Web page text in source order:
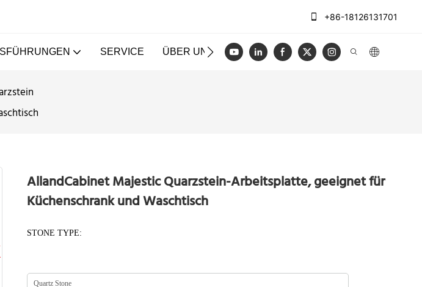
+86-18126131701
SERVICE ÜBER UNS FÄLLE BLOGGEN VIDEO
AllandCabinet Majestic Quarzstein-Arbeitsplatte, geeignet für
Küchenschrank und Waschtisch
STONE TYPE: